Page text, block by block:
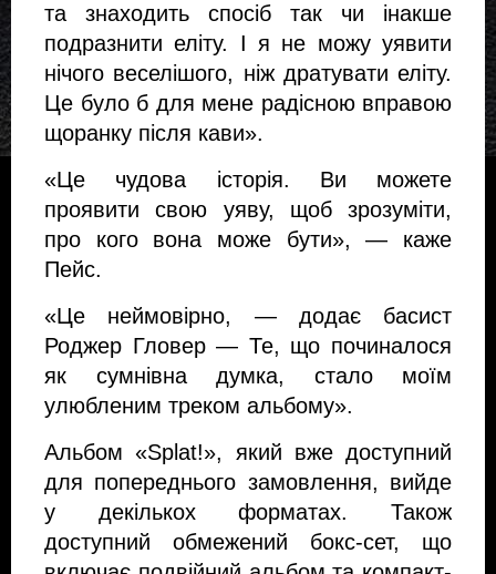
та знаходить спосіб так чи інакше
подразнити еліту. І я не можу уявити
нічого веселішого, ніж дратувати еліту.
Це було б для мене радісною вправою
щоранку після кави».
«Це чудова історія. Ви можете
проявити свою уяву, щоб зрозуміти,
про кого вона може бути», — каже
Пейс.
«Це неймовірно, — додає басист
Роджер Гловер — Те, що починалося
як сумнівна думка, стало моїм
улюбленим треком альбому».
Альбом «Splat!», який вже доступний
для попереднього замовлення, вийде
у декількох форматах. Також
доступний обмежений бокс-сет, що